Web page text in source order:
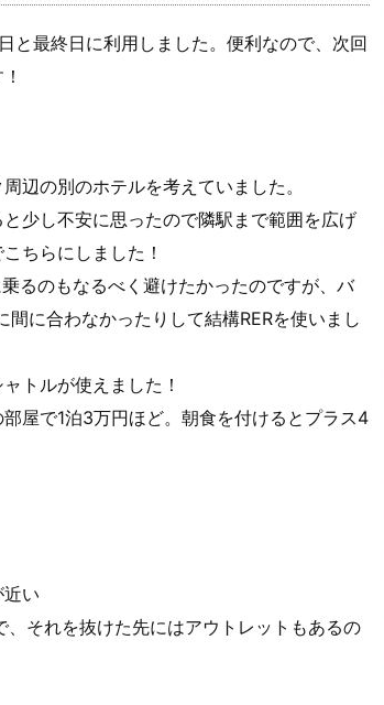
と最終日に利用しました。便利なので、次回
辺の別のホテルを考えていました。
少し不安に思ったので隣駅まで範囲を広げ
ちらにしました！
るのもなるべく避けたかったのですが、バ
に合わなかったりして結構RERを使いまし
トルが使えました！
屋で1泊3万円ほど。朝食を付けるとプラス4
い
それを抜けた先にはアウトレットもあるの